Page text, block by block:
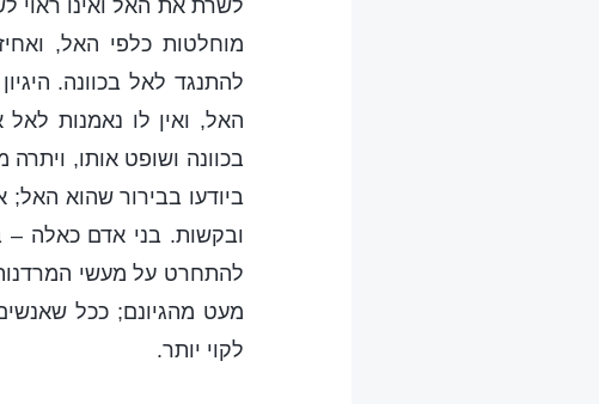
לשרת את האל ואינו ראוי
מוחלטות כלפי האל,
להתנגד לאל בכוונה.
האל, ואין לו נאמנות
בכוונה ושופט אותו,
ביודעו בבירור שהוא
ובקשות. בני אדם כאלה –
להתחרט על מעשי
מעט מהגיונם; ככל
לקוי יותר.